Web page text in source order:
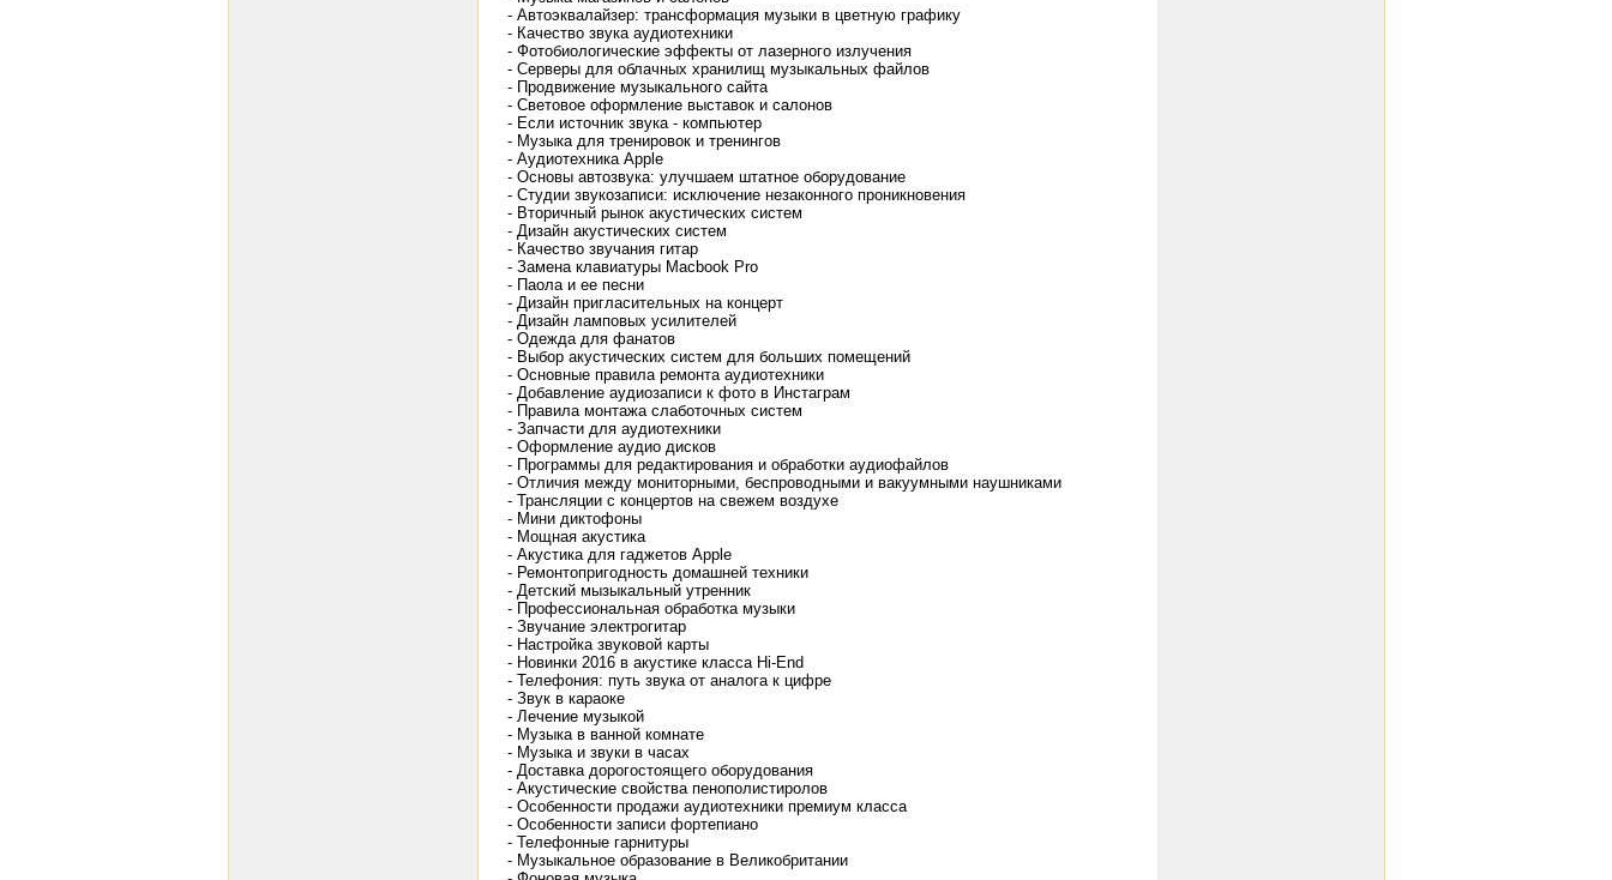
- Автоэквалайзер: трансформация музыки в цветную графику
- Качество звука аудиотехники
- Фотобиологические эффекты от лазерного излучения
- Серверы для облачных хранилищ музыкальных файлов
- Продвижение музыкального сайта
- Световое оформление выставок и салонов
- Если источник звука - компьютер
- Музыка для тренировок и тренингов
- Аудиотехника Apple
- Основы автозвука: улучшаем штатное оборудование
- Студии звукозаписи: исключение незаконного проникновения
- Вторичный рынок акустических систем
- Дизайн акустических систем
- Качество звучания гитар
- Замена клавиатуры Macbook Pro
- Паола и ее песни
- Дизайн пригласительных на концерт
- Дизайн ламповых усилителей
- Одежда для фанатов
- Выбор акустических систем для больших помещений
- Основные правила ремонта аудиотехники
- Добавление аудиозаписи к фото в Инстаграм
- Правила монтажа слаботочных систем
- Запчасти для аудиотехники
- Оформление аудио дисков
- Программы для редактирования и обработки аудиофайлов
- Отличия между мониторными, беспроводными и вакуумными наушниками
- Трансляции с концертов на свежем воздухе
- Мини диктофоны
- Мощная акустика
- Акустика для гаджетов Apple
- Ремонтопригодность домашней техники
- Детский мызыкальный утренник
- Профессиональная обработка музыки
- Звучание электрогитар
- Настройка звуковой карты
- Новинки 2016 в акустике класса Hi-End
- Телефония: путь звука от аналога к цифре
- Звук в караоке
- Лечение музыкой
- Музыка в ванной комнате
- Музыка и звуки в часах
- Доставка дорогостоящего оборудования
- Акустические свойства пенополистиролов
- Особенности продажи аудиотехники премиум класса
- Особенности записи фортепиано
- Телефонные гарнитуры
- Музыкальное образование в Великобритании